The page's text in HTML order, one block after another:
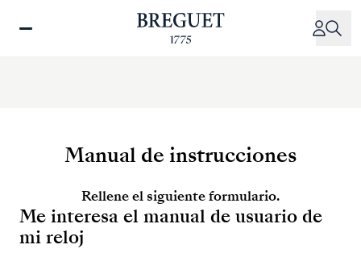
Manual de instrucciones
Rellene el siguiente formulario.
Me interesa el manual de usuario de
mi reloj